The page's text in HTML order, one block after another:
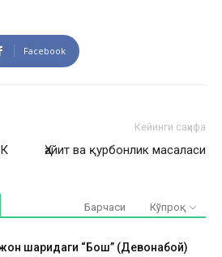
Facebook
Кейинги саҳифа
Ҳайит ва қурбонлик масаласи
Барчаси Кўпроқ
шаҳридаги “Бош” (Девонабой)